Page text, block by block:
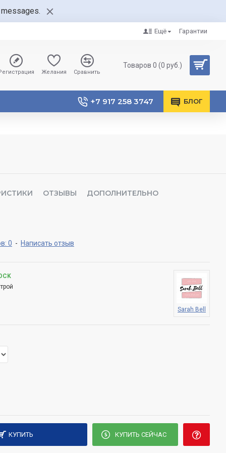
Ещё Гарантии
Желания Сравнить
Товаров 0 (0 руб.)
+7 917 258 3747 БЛОГ
ОТЗЫВЫ ДОПОЛНИТЕЛЬНО
0 - Написать отзыв
Sarah Bell
КУПИТЬ КУПИТЬ СЕЙЧАС